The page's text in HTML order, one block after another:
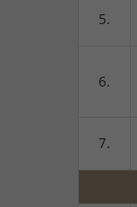
5.
6.
7.